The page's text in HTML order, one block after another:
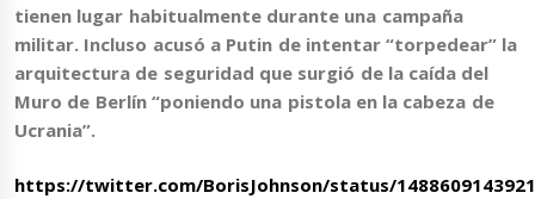
tienen lugar habitualmente durante una campaña
militar. Incluso acusó a Putin de intentar “torpedear” la
arquitectura de seguridad que surgió de la caída del
Muro de Berlín“poniendo una pistola en la cabeza de
Ucrania”.
https://twitter.com/BorisJohnson/status/